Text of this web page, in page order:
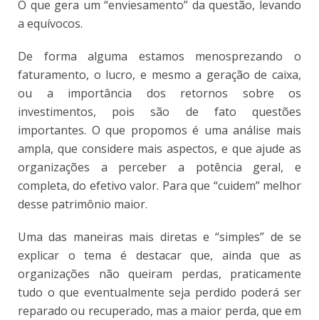
O que gera um “enviesamento” da questão, levando
a equívocos.
De forma alguma estamos menosprezando o
faturamento, o lucro, e mesmo a geração de caixa,
ou a importância dos retornos sobre os
investimentos, pois são de fato questões
importantes. O que propomos é uma análise mais
ampla, que considere mais aspectos, e que ajude as
organizações a perceber a potência geral, e
completa, do efetivo valor. Para que “cuidem” melhor
desse patrimônio maior.
Uma das maneiras mais diretas e “simples” de se
explicar o tema é destacar que, ainda que as
organizações não queiram perdas, praticamente
tudo o que eventualmente seja perdido poderá ser
reparado ou recuperado, mas a maior perda, que em